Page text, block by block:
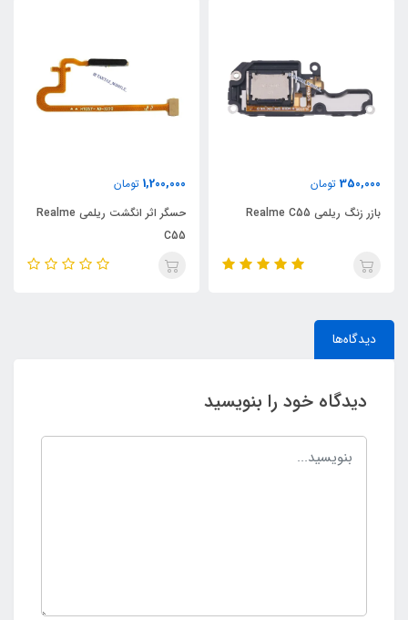
350,000 تومان
بازر زنگ ریلمی Realme C55
1,200,000 تومان
حسگر اثر انگشت ریلمی Realme
C55
دیدگاه‌ها
دیدگاه خود را بنویسید